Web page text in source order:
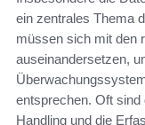
ein zentrales Thema
müssen sich mit den
auseinandersetzen,
entsprechen. Oft sind
Handling und die